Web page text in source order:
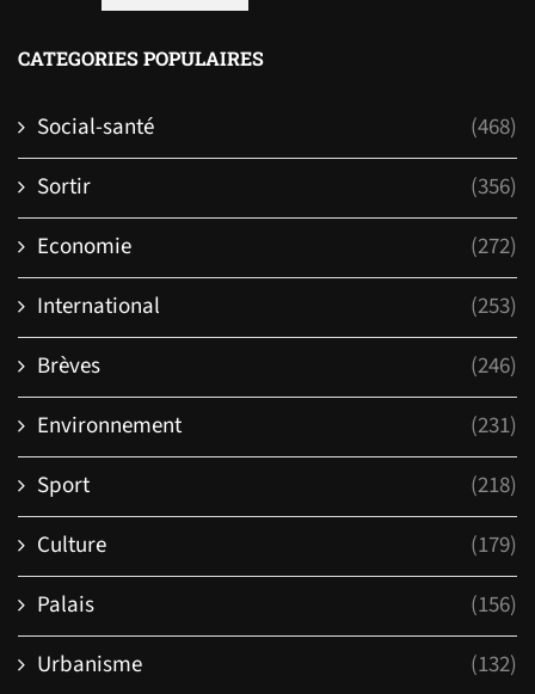
CATEGORIES POPULAIRES
Social-santé
(468)
Sortir
(356)
Economie
(272)
International
(253)
Brèves
(246)
Environnement
(231)
Sport
(218)
Culture
(179)
Palais
(156)
Urbanisme
(132)